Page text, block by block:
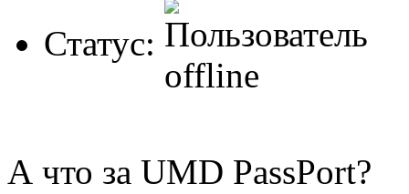
Статус:
А что за UMD PassPort?